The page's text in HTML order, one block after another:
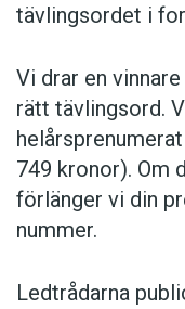
tävlingsordet i
Vi drar en
rätt tävlingsord.
749 kronor). Om
förlänger vi din
nummer.
Ledtrådarna